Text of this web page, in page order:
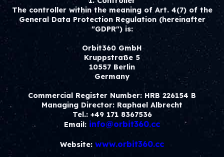
The controller within the meaning of Art. 4(7) of the
General Data Protection Regulation (hereinafter
"GDPR") is:
Orbit360 GmbH
Kruppstraße 5
10557 Berlin
Germany
Commercial Register Number: HRB 226154 B
Managing Director: Raphael Albrecht
Tel.: +49 171 8367536
Email: info@orbit360.cc
Website: www.orbit360.cc